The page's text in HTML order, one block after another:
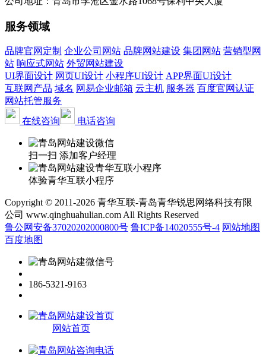
服务领域
品牌官网定制 企业公司网站 品牌网站建设 集团网站 营销型网
站 响应式网站 外贸网站建设
UI界面设计 网页UI设计 小程序UI设计 APP界面UI设计
互联网产品 域名 网易企业邮箱 云主机 服务器 百度官网认证
网站托管服务
在线咨询
电话咨询
扫一扫 添加客户经理
体验青华互联小程序
Copyright © 2011-2026 青华互联-青岛青华锐思网络科技有限
公司 www.qinghuahulian.com All Rights Reserved
鲁公网安备37020202000800号 鲁ICP备14020555号-4 网站地图
百度地图
186-5321-9163
网站首页